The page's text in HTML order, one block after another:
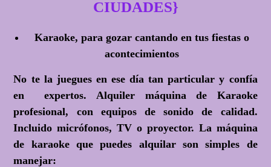
CIUDADES}
Karaoke, para gozar cantando en tus fiestas o
acontecimientos
No te la juegues en ese día tan particular y confía
en expertos. Alquiler máquina de Karaoke
profesional, con equipos de sonido de calidad.
Incluido micrófonos, TV o proyector. La máquina
de karaoke que puedes alquilar son simples de
manejar: